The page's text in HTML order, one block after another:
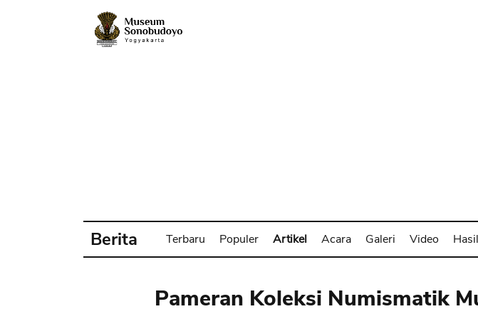
Berita Terbaru Populer Artikel Acara Galeri Video
Pameran Koleksi Numismatik